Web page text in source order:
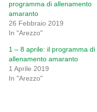
programma di allenamento
amaranto
26 Febbraio 2019
In "Arezzo"
1 – 8 aprile: il programma di
allenamento amaranto
1 Aprile 2019
In "Arezzo"